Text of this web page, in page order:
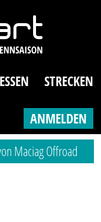
STRECKEN
ANMELDEN
Maciag Offroad